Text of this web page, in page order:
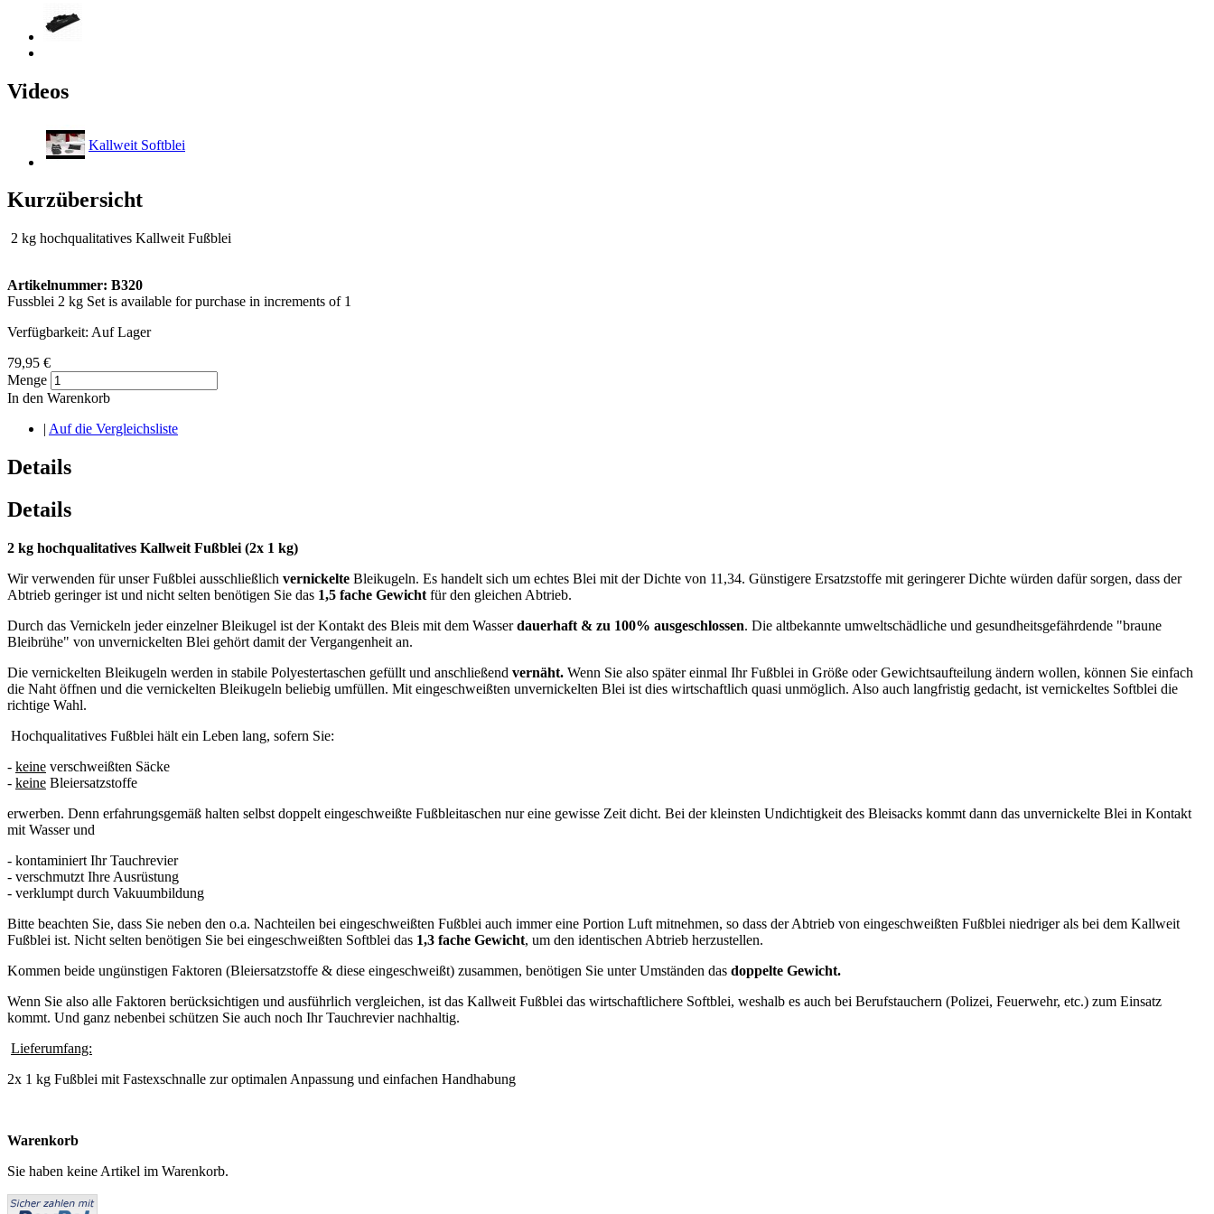
Videos
Kallweit Softblei
Kurzübersicht
2 kg hochqualitatives Kallweit Fußblei
Artikelnummer: B320
Fussblei 2 kg Set is available for purchase in increments of 1
Verfügbarkeit: Auf Lager
79,95 €
Menge
In den Warenkorb
| Auf die Vergleichsliste
Details
Details
2 kg hochqualitatives Kallweit Fußblei (2x 1 kg)
Wir verwenden für unser Fußblei ausschließlich vernickelte Bleikugeln. Es handelt sich um echtes Blei mit der Dichte von 11,34. Günstigere Ersatzstoffe mit geringerer Dichte würden dafür sorgen, dass der
Abtrieb geringer ist und nicht selten benötigen Sie das 1,5 fache Gewicht für den gleichen Abtrieb.
Durch das Vernickeln jeder einzelner Bleikugel ist der Kontakt des Bleis mit dem Wasserdauerhaft & zu 100% ausgeschlossen. Die altbekannte umweltschädliche und gesundheitsgefährdende "braune
Bleibrühe" von unvernickelten Blei gehört damit der Vergangenheit an.
Die vernickelten Bleikugeln werden in stabile Polyestertaschen gefüllt und anschließend vernäht. Wenn Sie also später einmal Ihr Fußblei in Größe oder Gewichtsaufteilung ändern wollen, können Sie einfach
die Naht öffnen und die vernickelten Bleikugeln beliebig umfüllen. Mit eingeschweißten unvernickelten Blei ist dies wirtschaftlich quasi unmöglich. Also auch langfristig gedacht, ist vernickeltes Softblei die
richtige Wahl.
Hochqualitatives Fußblei hält ein Leben lang, sofern Sie:
- keine verschweißten Säcke
- keine Bleiersatzstoffe
erwerben. Denn erfahrungsgemäß halten selbst doppelt eingeschweißte Fußbleitaschen nur eine gewisse Zeit dicht. Bei der kleinsten Undichtigkeit des Bleisacks kommt dann das unvernickelte Blei in Kontakt
mit Wasser und
- kontaminiert Ihr Tauchrevier
- verschmutzt Ihre Ausrüstung
- verklumpt durch Vakuumbildung
Bitte beachten Sie, dass Sie neben den o.a. Nachteilen bei eingeschweißten Fußblei auch immer eine Portion Luft mitnehmen, so dass der Abtrieb von eingeschweißten Fußblei niedriger als bei dem Kallweit
Fußblei ist. Nicht selten benötigen Sie bei eingeschweißten Softblei das 1,3 fache Gewicht, um den identischen Abtrieb herzustellen.
Kommen beide ungünstigen Faktoren (Bleiersatzstoffe & diese eingeschweißt) zusammen, benötigen Sie unter Umständen das doppelte Gewicht.
Wenn Sie also alle Faktoren berücksichtigen und ausführlich vergleichen, ist das Kallweit Fußblei das wirtschaftlichere Softblei, weshalb es auch bei Berufstauchern (Polizei, Feuerwehr, etc.) zum Einsatz
kommt. Und ganz nebenbei schützen Sie auch noch Ihr Tauchrevier nachhaltig.
Lieferumfang:
2x 1 kg Fußblei mit Fastexschnalle zur optimalen Anpassung und einfachen Handhabung
Warenkorb
Sie haben keine Artikel im Warenkorb.